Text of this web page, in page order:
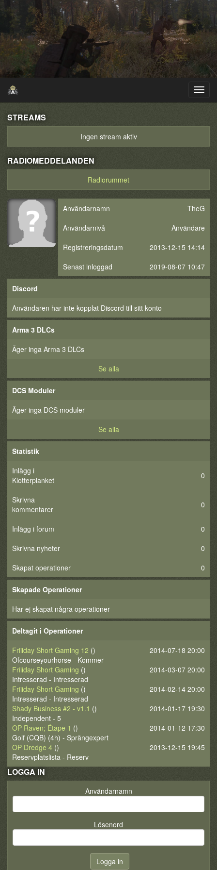
STREAMS
Ingen stream aktiv
RADIOMEDDELANDEN
Radiorummet
Användarnamn
TheG
Användarnivå
Användare
Registreringsdatum
2013-12-15 14:14
Senast inloggad
2019-08-07 10:47
Discord
Användaren har inte kopplat Discord till sitt konto
Arma 3 DLCs
Äger inga Arma 3 DLCs
Se alla
DCS Moduler
Äger inga DCS moduler
Se alla
Statistik
Inlägg i
Klotterplanket
0
Skrivna
kommentarer
0
Inlägg i forum
0
Skrivna nyheter
0
Skapat operationer
0
Skapade Operationer
Har ej skapat några operationer
Deltagit i Operationer
2014-07-18 20:00
Friiiday Short Gaming 12 ()
Ofcourseyourhorse - Kommer
2014-03-07 20:00
Friiiday Short Gaming ()
Intresserad - Intresserad
2014-02-14 20:00
Friiiday Short Gaming ()
Intresserad - Intresserad
2014-01-17 19:30
Shady Business #2 - v1.1 ()
Independent - 5
2014-01-12 17:30
OP Raven; Étape 1 ()
Golf (CQB) (4h) - Sprängexpert
2013-12-15 19:45
OP Dredge 4 ()
Reservplatslista - Reserv
LOGGA IN
Användarnamn
Lösenord